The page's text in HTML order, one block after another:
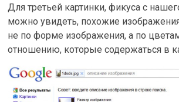
Для третьей картинки, фикуса с
можно увидеть, похожие
не по форме изображения, а по
отношению, которые содержаться в